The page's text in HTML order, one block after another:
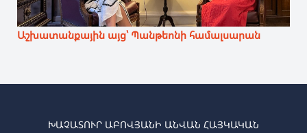
Աշխատանքային այց՝ Պանթեոնի համալսարան
ԽԱՉԱՏՈՒՐ ԱԲՈՎՅԱՆԻ ԱՆՎԱՆ ՀԱՅԿԱԿԱՆ